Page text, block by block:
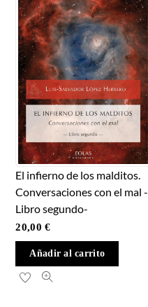
El infierno de los malditos.
Conversaciones con el mal -
Libro segundo-
20,00€
Añadir al carrito